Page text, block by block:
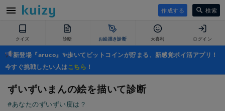
作成する 検索
クイズ 診断 お絵描き診断 大喜利 ログイン
新登場『aruco』✨歩いてビットコインが貯まる、新感覚ポイ活アプリ！
今すぐ挑戦したい人はこちら ！
ずいずいまんの絵を描いて診断
#あなたのずいずい度は？